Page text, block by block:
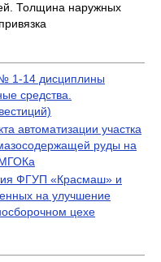
Толщина наружных
№ 1-14 дисциплины
средства.
автоматизации участка
руды на
ФГУП «Красмаш» и
на улучшение
цехе